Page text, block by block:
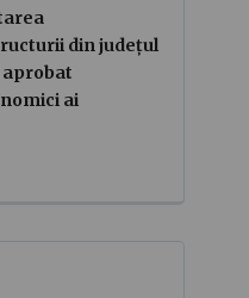
din județul
aprobat
ai